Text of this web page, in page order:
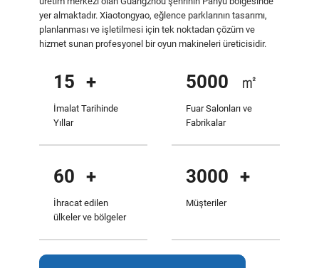
yer almaktadır. Xiaotongyao, eğlence parklarının tasarımı,
planlanması ve işletilmesi için tek noktadan çözüm ve
hizmet sunan profesyonel bir oyun makineleri üreticisidir.
15 +
İmalat Tarihinde
Yıllar
5000 ㎡
Fuar Salonları ve
Fabrikalar
60 +
İhracat edilen
ülkeler ve bölgeler
3000 +
Müşteriler